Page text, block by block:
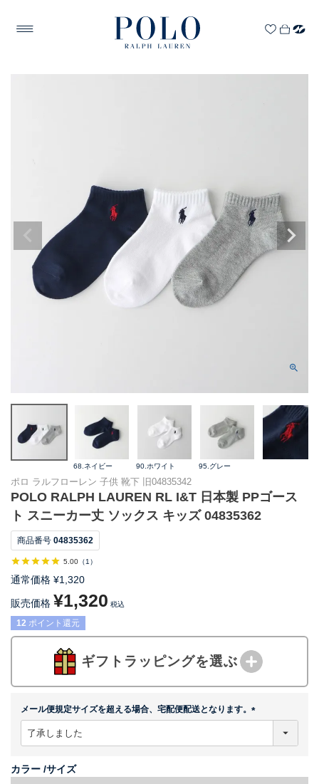
68.ネイビー 90.ホワイト 95.グレー
ポロ ラルフローレン 子供 靴下 旧04835342
POLO RALPH LAUREN RL I&T 日本製 PPゴース
ト スニーカー丈 ソックス キッズ 04835362
商品番号 04835362
5.00 （1 ）
通常価格 ¥1,320
販売価格 ¥1,320 税込
12 ポイント還元
ギフトラッピングを選ぶ
メール便規定サイズを超える場合、宅配便配送となります。
カラー サイズ